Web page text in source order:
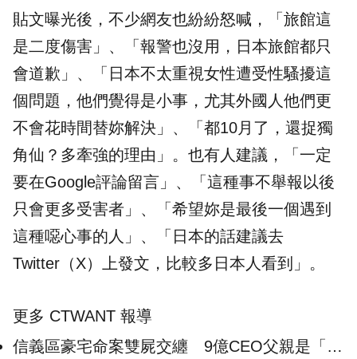
貼文曝光後，不少網友也紛紛怒喊，「旅館這
是二度傷害」、「報警也沒用，日本旅館都只
會道歉」、「日本不太重視女性遭受性騷擾這
個問題，他們覺得是小事，尤其外國人他們更
不會花時間替妳解決」、「都10月了，還捉獨
角仙？多牽強的理由」。也有人建議，「一定
要在Google評論留言」、「這種事不舉報以後
只會更多受害者」、「希望妳是最後一個遇到
這種噁心事的人」、「日本的話建議去
Twitter（X）上發文，比較多日本人看到」。
更多 CTWANT 報導
信義區豪宅命案雙屍交纏 9億CEO父親是「粉